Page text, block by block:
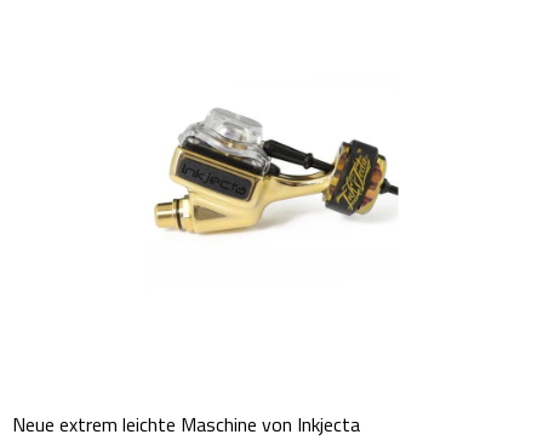
Neue extrem leichte Maschine von Inkjecta